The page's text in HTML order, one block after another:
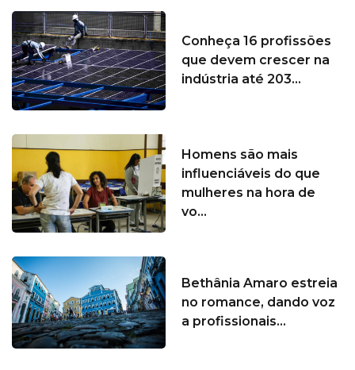
Conheça 16 profissões
que devem crescer na
indústria até 203...
Homens são mais
influenciáveis do que
mulheres na hora de
vo...
Bethânia Amaro estreia
no romance, dando voz
a profissionais...